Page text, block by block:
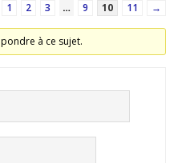
1 2 3 … 9 10 11 →
à ce sujet.